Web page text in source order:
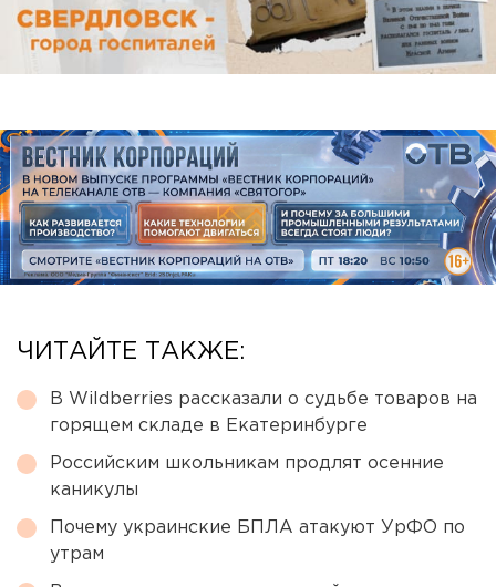
ЧИТАЙТЕ ТАКЖЕ:
В Wildberries рассказали о судьбе товаров на
горящем складе в Екатеринбурге
Российским школьникам продлят осенние
каникулы
Почему украинские БПЛА атакуют УрФО по
утрам